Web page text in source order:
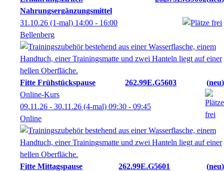
Nahrungsergänzungsmittel
31.10.26 (1-mal) 14:00 - 16:00
Bellenberg
Fitte Frühstückspause 262.99E.G5603
neu
Online-Kurs
09.11.26 - 30.11.26 (4-mal) 09:30 - 09:45
Online
Fitte Mittagspause 262.99E.G5601
neu